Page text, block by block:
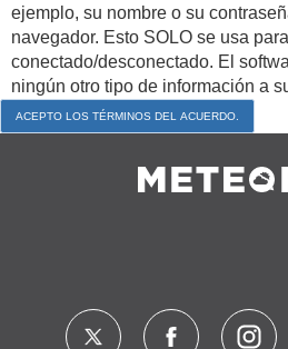
ejemplo, su nombre o su
navegador. Esto SOLO se usa
conectado/desconectado. El
ningún otro tipo de información a